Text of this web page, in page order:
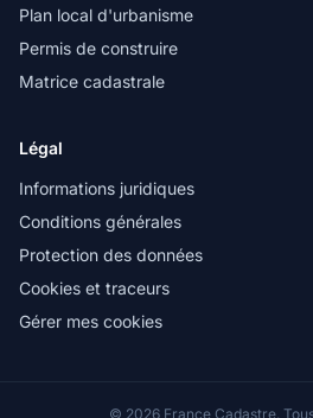
Plan local d'urbanisme
Permis de construire
Matrice cadastrale
Légal
Informations juridiques
Conditions générales
Protection des données
Cookies et traceurs
Gérer mes cookies
© 2026 France Cadastre.